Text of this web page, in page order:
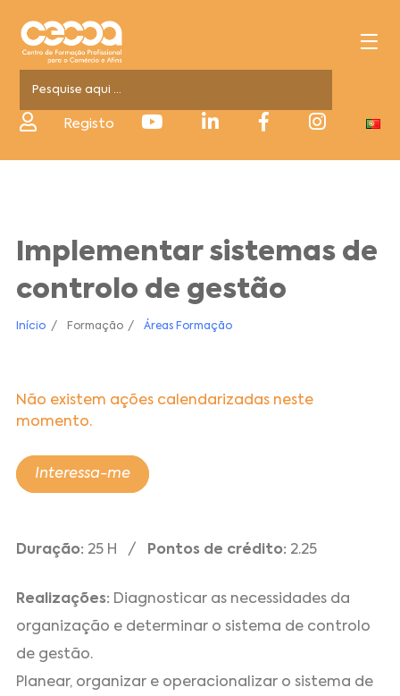
Registo
Implementar sistemas de
controlo de gestão
Início Formação Áreas Formação
Não existem ações calendarizadas neste
momento.
Interessa-me
Duração: 25 H / Pontos de crédito: 2.25
Realizações: Diagnosticar as necessidades da
organização e determinar o sistema de controlo
de gestão.
Planear, organizar e operacionalizar o sistema de